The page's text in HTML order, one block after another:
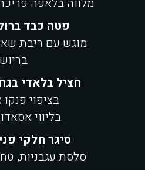
פטה כבד ברולה
מוגש עם ריבת
בריוש
חציל בלאדי
בציפוי
בליווי
סיגר חלקי פנים
סלסת עגבניות,